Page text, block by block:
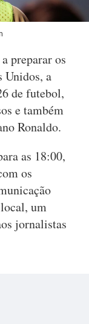
preparar os
Unidos, a
de futebol,
e também
Ronaldo.
as 18:00,
os
um
jornalistas